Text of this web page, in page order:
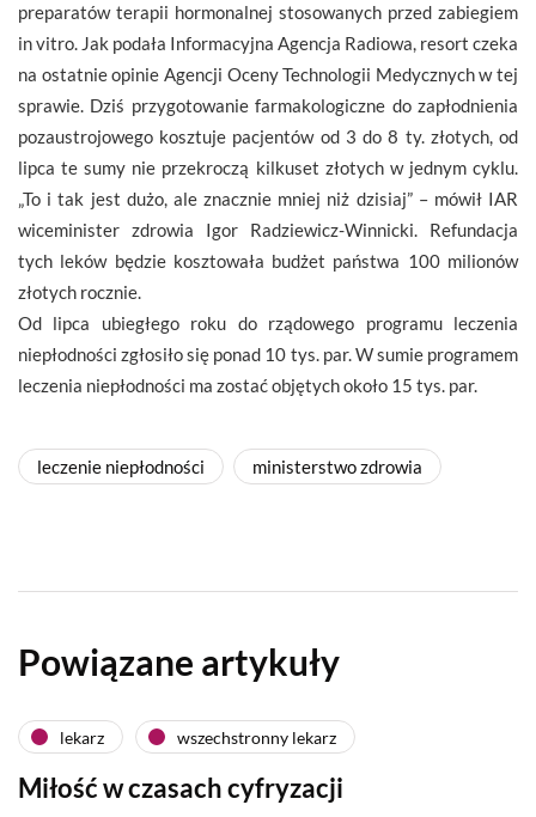
preparatów terapii hormonalnej stosowanych przed zabiegiem
in vitro. Jak podała Informacyjna Agencja Radiowa, resort czeka
na ostatnie opinie Agencji Oceny Technologii Medycznych w tej
sprawie. Dziś przygotowanie farmakologiczne do zapłodnienia
pozaustrojowego kosztuje pacjentów od 3 do 8 ty. złotych, od
lipca te sumy nie przekroczą kilkuset złotych w jednym cyklu.
„To i tak jest dużo, ale znacznie mniej niż dzisiaj” – mówił IAR
wiceminister zdrowia Igor Radziewicz-Winnicki. Refundacja
tych leków będzie kosztowała budżet państwa 100 milionów
złotych rocznie.
Od lipca ubiegłego roku do rządowego programu leczenia
niepłodności zgłosiło się ponad 10 tys. par. W sumie programem
leczenia niepłodności ma zostać objętych około 15 tys. par.
leczenie niepłodności ministerstwo zdrowia
Powiązane artykuły
lekarz wszechstronny lekarz
Miłość w czasach cyfryzacji